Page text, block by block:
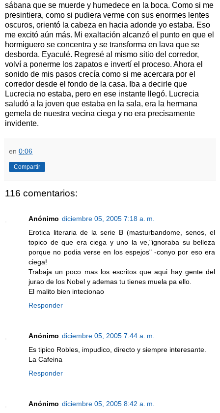
sábana que se muerde y humedece en la boca. Como si me
presintiera, como si pudiera verme con sus enormes lentes
oscuros, orientó la cabeza en hacia adonde yo estaba. Eso
me excitó aún más. Mi exaltación alcanzó el punto en que el
hormiguero se concentra y se transforma en lava que se
desborda. Eyaculé. Regresé al mismo sitio del corredor,
volví a ponerme los zapatos e invertí el proceso. Ahora el
sonido de mis pasos crecía como si me acercara por el
corredor desde el fondo de la casa. Iba a decirle que
Lucrecia no estaba, pero en ese instante llegó. Lucrecia
saludó a la joven que estaba en la sala, era la hermana
gemela de nuestra vecina ciega y no era precisamente
invidente.
en 0:06
Compartir
116 comentarios:
Anónimo diciembre 05, 2005 7:18 a. m.
Erotica literaria de la serie B (masturbandome, senos, el
topico de que era ciega y uno la ve,"ignoraba su belleza
porque no podia verse en los espejos" -conyo por eso era
ciega!
Trabaja un poco mas los escritos que aqui hay gente del
jurao de los Nobel y ademas tu tienes muela pa ello.
El malito bien intecionao
Responder
Anónimo diciembre 05, 2005 7:44 a. m.
Es tipico Robles, impudico, directo y siempre interesante.
La Cafeina
Responder
Anónimo diciembre 05, 2005 8:42 a. m.